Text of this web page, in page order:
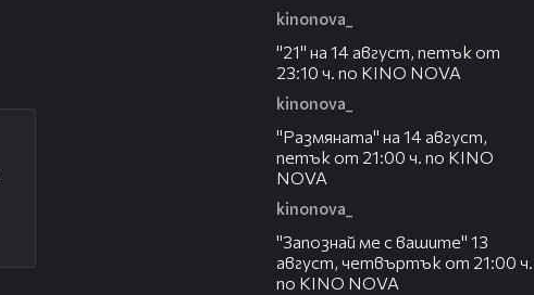
kinonova_
"21" на 14 август, петък от
23:10 ч. по KINO NOVA
kinonova_
"Размянaта" на 14 август,
петък от 21:00 ч. по KINO
NOVA
kinonova_
"Запознай ме с вашите" 13
август, четвъртък от 21:00 ч.
по KINO NOVA